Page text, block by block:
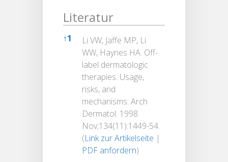
Literatur
Literatur
↑1
Li VW, Jaffe MP, Li
WW, Haynes HA. Off-
label dermatologic
therapies. Usage,
risks, and
mechanisms. Arch
Dermatol. 1998
Nov;134(11):1449-54.
(Link zur Artikelseite |
PDF anfordern)